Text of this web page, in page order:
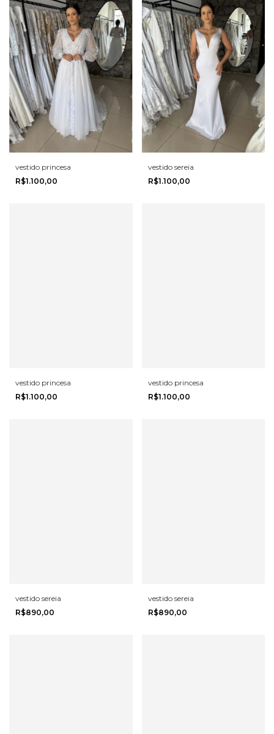
vestido princesa
R$1.100,00
vestido sereia
R$1.100,00
vestido princesa
R$1.100,00
vestido princesa
R$1.100,00
vestido sereia
R$890,00
vestido sereia
R$890,00